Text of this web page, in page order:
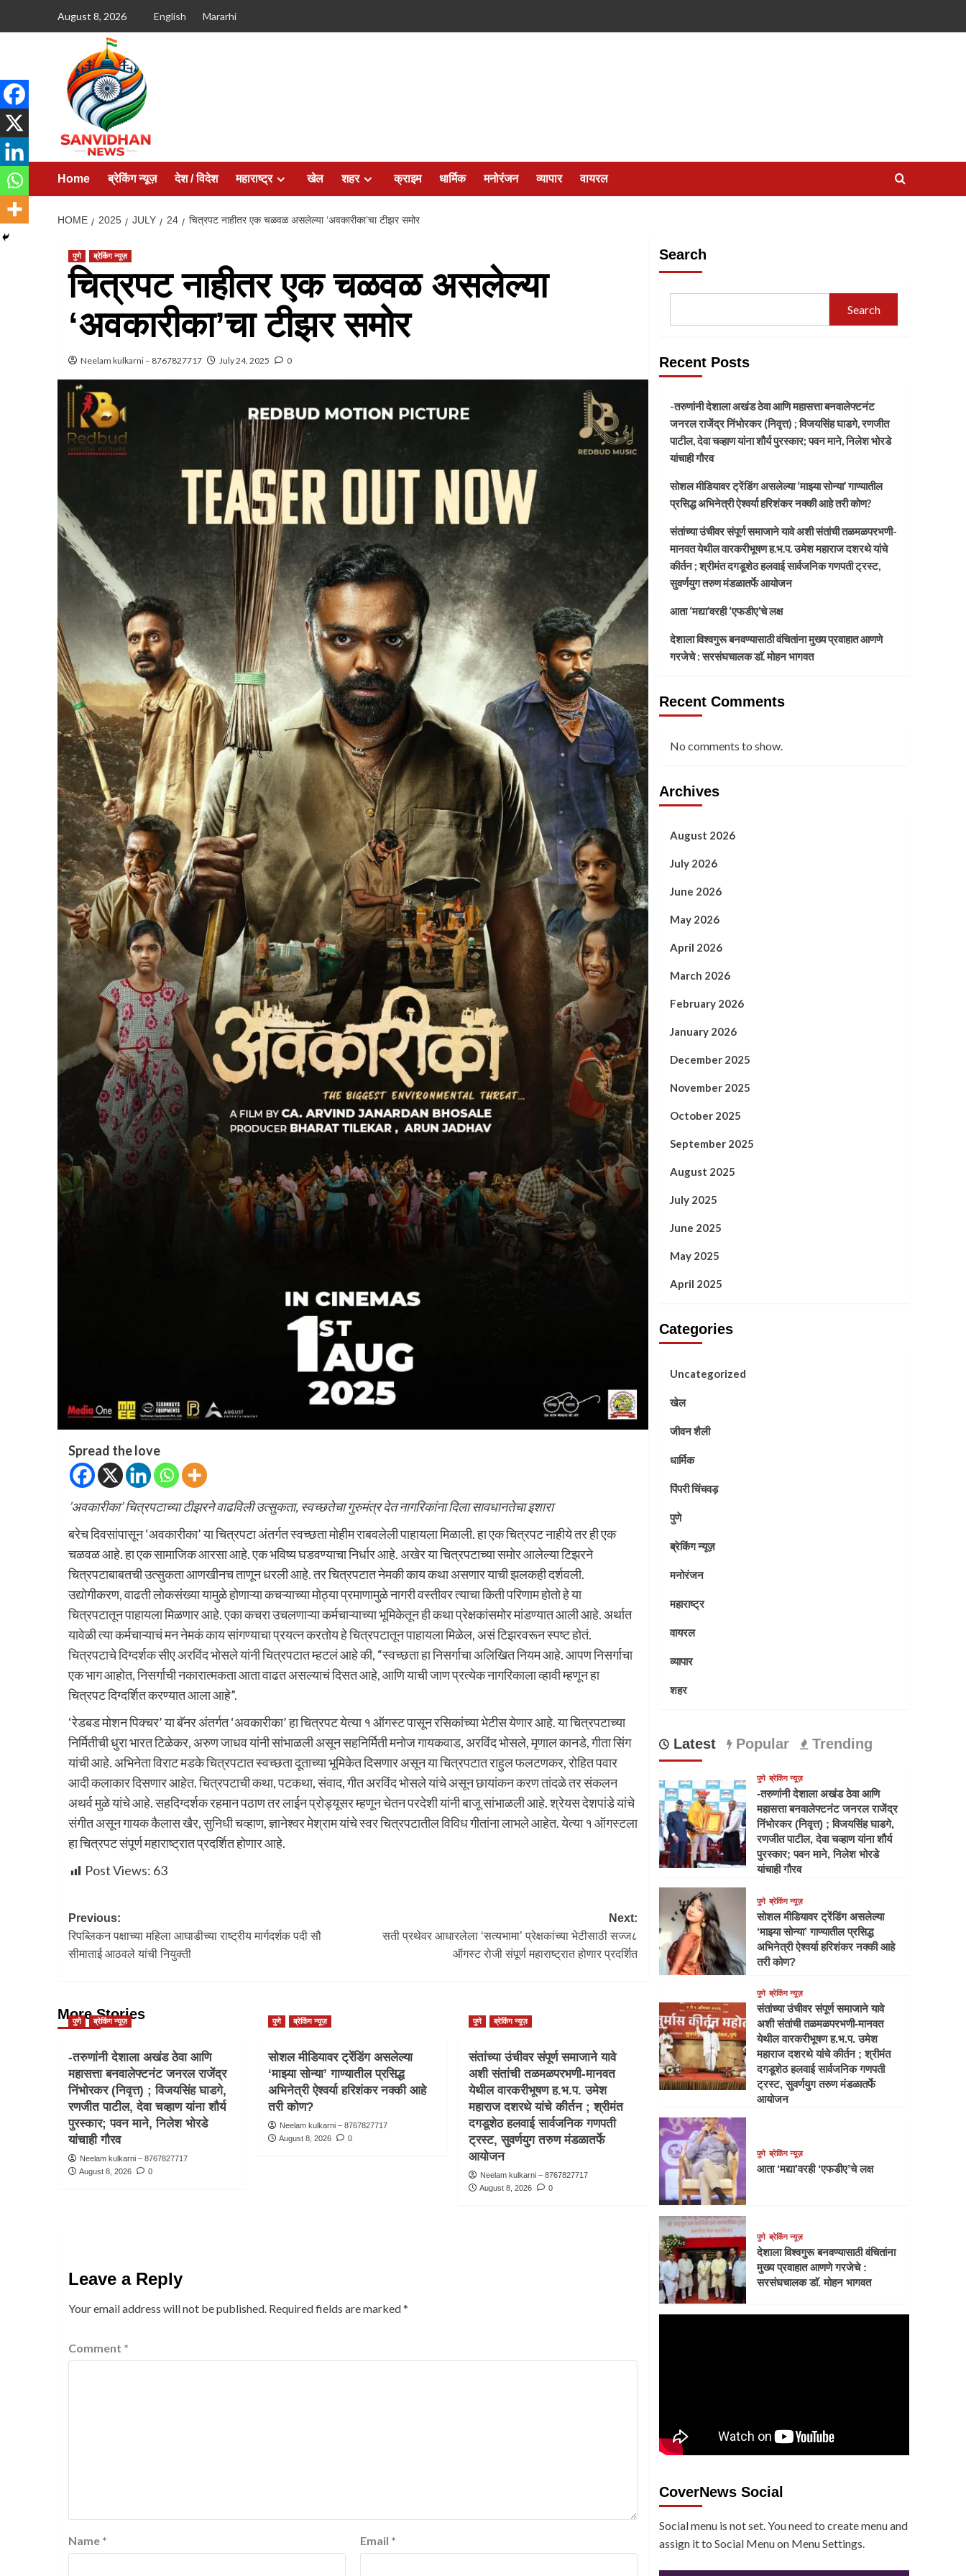
August 8, 2026 English Mararhi
Home ब्रेकिंग न्यूज़ देश / विदेश महाराष्ट्र खेल शहर क्राइम धार्मिक मनोरंजन व्यापार वायरल
HOME 2025 JULY 24 चित्रपट नाहीतर एक चळवळ असलेल्या ‘अवकारीका’चा टीझर समोर
पुणे ब्रेकिंग न्यूज़
चित्रपट नाहीतर एक चळवळ असलेल्या
‘अवकारीका’चा टीझर समोर
Neelam kulkarni – 8767827717 July 24, 2025 0
Spread the love
’अवकारीका’ चित्रपटाच्या टीझरने वाढविली उत्सुकता, स्वच्छतेचा गुरुमंत्र देत नागरिकांना दिला सावधानतेचा इशारा
बरेच दिवसांपासून ‘अवकारीका’ या चित्रपटा अंतर्गत स्वच्छता मोहीम राबवलेली पाहायला मिळाली. हा एक चित्रपट नाहीये तर ही एक
चळवळ आहे. हा एक सामाजिक आरसा आहे. एक भविष्य घडवण्याचा निर्धार आहे. अखेर या चित्रपटाच्या समोर आलेल्या टिझरने
चित्रपटाबाबतची उत्सुकता आणखीनच ताणून धरली आहे. तर चित्रपटात नेमकी काय कथा असणार याची झलकही दर्शवली.
उद्योगीकरण, वाढती लोकसंख्या यामुळे होणाऱ्या कचऱ्याच्या मोठ्या प्रमाणामुळे नागरी वस्तीवर त्याचा किती परिणाम होतो हे या
चित्रपटातून पाहायला मिळणार आहे. एका कचरा उचलणाऱ्या कर्मचाऱ्याच्या भूमिकेतून ही कथा प्रेक्षकांसमोर मांडण्यात आली आहे. अर्थात
यावेळी त्या कर्मचाऱ्याचं मन नेमकं काय सांगण्याचा प्रयत्न करतोय हे चित्रपटातून पाहायला मिळेल, असं टिझरवरून स्पष्ट होतं.
चित्रपटाचे दिग्दर्शक सीए अरविंद भोसले यांनी चित्रपटात म्हटलं आहे की, “स्वच्छता हा निसर्गाचा अलिखित नियम आहे. आपण निसर्गाचा
एक भाग आहोत, निसर्गाची नकारात्मकता आता वाढत असल्याचं दिसत आहे, आणि याची जाण प्रत्येक नागरिकाला व्हावी म्हणून हा
चित्रपट दिग्दर्शित करण्यात आला आहे”.
‘रेडबड मोशन पिक्चर’ या बॅनर अंतर्गत ‘अवकारीका’ हा चित्रपट येत्या १ ऑगस्ट पासून रसिकांच्या भेटीस येणार आहे. या चित्रपटाच्या
निर्मितीची धुरा भारत टिळेकर, अरुण जाधव यांनी सांभाळली असून सहनिर्मिती मनोज गायकवाड, अरविंद भोसले, मृणाल कानडे, गीता सिंग
यांची आहे. अभिनेता विराट मडके चित्रपटात स्वच्छता दूताच्या भूमिकेत दिसणार असून या चित्रपटात राहुल फलटणकर, रोहित पवार
आदी कलाकार दिसणार आहेत. चित्रपटाची कथा, पटकथा, संवाद, गीत अरविंद भोसले यांचे असून छायांकन करण तांदळे तर संकलन
अथर्व मुळे यांचे आहे. सहदिग्दर्शक रहमान पठाण तर लाईन प्रोड्यूसर म्हणून चेतन परदेशी यांनी बाजू सांभाळली आहे. श्रेयस देशपांडे यांचे
संगीत असून गायक कैलास खैर, सुनिधी चव्हाण, ज्ञानेश्वर मेश्राम यांचे स्वर चित्रपटातील विविध गीतांना लाभले आहेत. येत्या १ ऑगस्टला
हा चित्रपट संपूर्ण महाराष्ट्रात प्रदर्शित होणार आहे.
Post Views: 63
Previous:
रिपब्लिकन पक्षाच्या महिला आघाडीच्या राष्ट्रीय मार्गदर्शक पदी सौ
सीमाताई आठवले यांची नियुक्ती
Next:
सती प्रथेवर आधारलेला ‘सत्यभामा’ प्रेक्षकांच्या भेटीसाठी सज्ज८
ऑगस्ट रोजी संपूर्ण महाराष्ट्रात होणार प्रदर्शित
More Stories
पुणे ब्रेकिंग न्यूज़
-तरुणांनी देशाला अखंड ठेवा आणि
महासत्ता बनवालेफ्टनंट जनरल राजेंद्र
निंभोरकर (निवृत्त) ; विजयसिंह घाडगे,
रणजीत पाटील, देवा चव्हाण यांना शौर्य
पुरस्कार; पवन माने, निलेश भोरडे
यांचाही गौरव
Neelam kulkarni – 8767827717
August 8, 2026
0
पुणे ब्रेकिंग न्यूज़
सोशल मीडियावर ट्रेंडिंग असलेल्या
‘माझ्या सोन्या’ गाण्यातील प्रसिद्ध
अभिनेत्री ऐश्वर्या हरिशंकर नक्की आहे
तरी कोण?
Neelam kulkarni – 8767827717
August 8, 2026
0
पुणे ब्रेकिंग न्यूज़
संतांच्या उंचीवर संपूर्ण समाजाने यावे
अशी संतांची तळमळपरभणी-मानवत
येथील वारकरीभूषण ह.भ.प. उमेश
महाराज दशरथे यांचे कीर्तन ; श्रीमंत
दगडूशेठ हलवाई सार्वजनिक गणपती
ट्रस्ट, सुवर्णयुग तरुण मंडळातर्फे
आयोजन
Neelam kulkarni – 8767827717
August 8, 2026
0
Leave a Reply
Your email address will not be published. Required fields are marked*
Comment *
Name * Email *
Search
Search
Recent Posts
-तरुणांनी देशाला अखंड ठेवा आणि महासत्ता बनवालेफ्टनंट
जनरल राजेंद्र निंभोरकर (निवृत्त) ; विजयसिंह घाडगे, रणजीत
पाटील, देवा चव्हाण यांना शौर्य पुरस्कार; पवन माने, निलेश भोरडे
यांचाही गौरव
सोशल मीडियावर ट्रेंडिंग असलेल्या ‘माझ्या सोन्या’ गाण्यातील
प्रसिद्ध अभिनेत्री ऐश्वर्या हरिशंकर नक्की आहे तरी कोण?
संतांच्या उंचीवर संपूर्ण समाजाने यावे अशी संतांची तळमळपरभणी-
मानवत येथील वारकरीभूषण ह.भ.प. उमेश महाराज दशरथे यांचे
कीर्तन ; श्रीमंत दगडूशेठ हलवाई सार्वजनिक गणपती ट्रस्ट,
सुवर्णयुग तरुण मंडळातर्फे आयोजन
आता ‘मद्या’वरही ‘एफडीए’चे लक्ष
देशाला विश्वगुरू बनवण्यासाठी वंचितांना मुख्य प्रवाहात आणणे
गरजेचे : सरसंघचालक डाॅ. मोहन भागवत
Recent Comments
No comments to show.
Archives
August 2026
July 2026
June 2026
May 2026
April 2026
March 2026
February 2026
January 2026
December 2025
November 2025
October 2025
September 2025
August 2025
July 2025
June 2025
May 2025
April 2025
Categories
Uncategorized
खेल
जीवन शैली
धार्मिक
पिंपरी चिंचवड़
पुणे
ब्रेकिंग न्यूज़
मनोरंजन
महाराष्ट्र
वायरल
व्यापार
शहर
Latest Popular Trending
पुणे ब्रेकिंग न्यूज़
-तरुणांनी देशाला अखंड ठेवा आणि
महासत्ता बनवालेफ्टनंट जनरल राजेंद्र
निंभोरकर (निवृत्त) ; विजयसिंह घाडगे,
रणजीत पाटील, देवा चव्हाण यांना शौर्य
पुरस्कार; पवन माने, निलेश भोरडे
यांचाही गौरव
पुणे ब्रेकिंग न्यूज़
सोशल मीडियावर ट्रेंडिंग असलेल्या
‘माझ्या सोन्या’ गाण्यातील प्रसिद्ध
अभिनेत्री ऐश्वर्या हरिशंकर नक्की आहे
तरी कोण?
पुणे ब्रेकिंग न्यूज़
संतांच्या उंचीवर संपूर्ण समाजाने यावे
अशी संतांची तळमळपरभणी-मानवत
येथील वारकरीभूषण ह.भ.प. उमेश
महाराज दशरथे यांचे कीर्तन ; श्रीमंत
दगडूशेठ हलवाई सार्वजनिक गणपती
ट्रस्ट, सुवर्णयुग तरुण मंडळातर्फे
आयोजन
पुणे ब्रेकिंग न्यूज़
आता ‘मद्या’वरही ‘एफडीए’चे लक्ष
पुणे ब्रेकिंग न्यूज़
देशाला विश्वगुरू बनवण्यासाठी वंचितांना
मुख्य प्रवाहात आणणे गरजेचे :
सरसंघचालक डाॅ. मोहन भागवत
CoverNews Social
Social menu is not set. You need to create menu and
assign it to Social Menu on Menu Settings.